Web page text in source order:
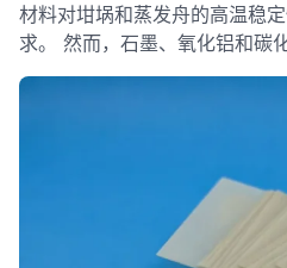
材料对坩埚和蒸发舟的高温稳
求。 然而，石墨、氧化铝和碳